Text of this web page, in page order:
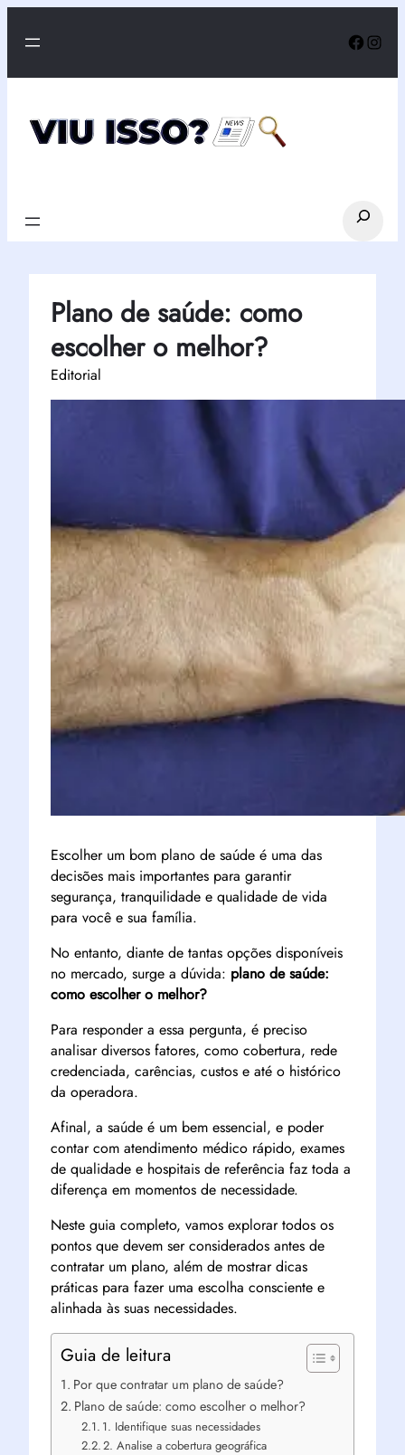
para
conteúdo
Search
Plano de saúde: como
escolher o melhor?
Editorial
Escolher um bom plano de saúde é uma das
decisões mais importantes para garantir
segurança, tranquilidade e qualidade de vida
para você e sua família.
No entanto, diante de tantas opções disponíveis
no mercado, surge a dúvida: plano de saúde:
como escolher o melhor?
Para responder a essa pergunta, é preciso
analisar diversos fatores, como cobertura, rede
credenciada, carências, custos e até o histórico
da operadora.
Afinal, a saúde é um bem essencial, e poder
contar com atendimento médico rápido, exames
de qualidade e hospitais de referência faz toda a
diferença em momentos de necessidade.
Neste guia completo, vamos explorar todos os
pontos que devem ser considerados antes de
contratar um plano, além de mostrar dicas
práticas para fazer uma escolha consciente e
alinhada às suas necessidades.
Guia de leitura
Por que contratar um plano de saúde?
Plano de saúde: como escolher o melhor?
1. Identifique suas necessidades
2. Analise a cobertura geográfica